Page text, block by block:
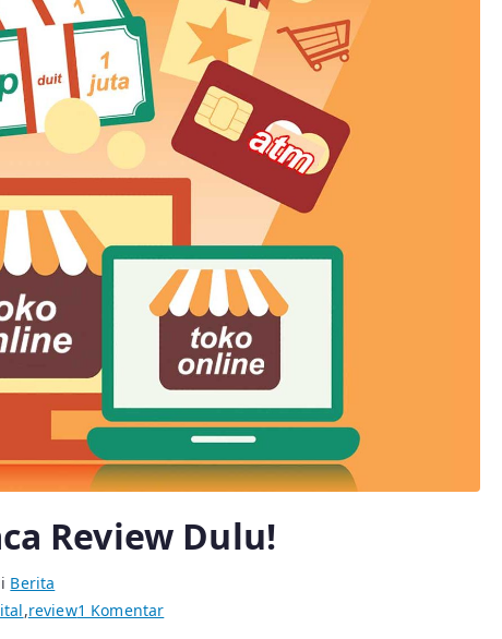
Review Dulu!
Berita
,review1 Komentarpada